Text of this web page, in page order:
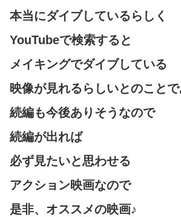
本当にダイブしているらしく
YouTubeで検索すると
メイキングでダイブしている
映像が見れるらしいとのことで
続編も今後ありそうなので
続編が出れば
必ず見たいと思わせる
アクション映画なので
是非、オススメの映画♪